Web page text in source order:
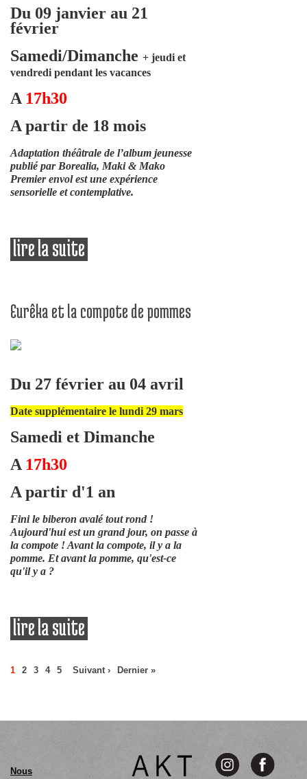
Du 09 janvier au 21
février
Samedi/Dimanche + jeudi et
vendredi pendant les vacances
A 17h30
A partir de 18 mois
Adaptation théâtrale de l’album jeunesse
publié par Borealia, Maki & Mako
Premier envol est une expérience
sensorielle et contemplative.
lire la suite
Eurêka et la compote de pommes
Du 27 février au 04 avril
Date supplémentaire le lundi 29 mars
Samedi et Dimanche
A 17h30
A partir d'1 an
Fini le biberon avalé tout rond !
Aujourd'hui est un grand jour, on passe à
la compote ! Avant la compote, il y a la
pomme. Et avant la pomme, qu'est-ce
qu'il y a ?
lire la suite
pommes
Pages
1 2 3 4 5 Suivant › Dernier »
Nous